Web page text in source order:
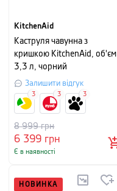
KitchenAid
Каструля чавунна з
кришкою KitchenAid, об'єм
3,3 л, чорний
Залишити відгук
6 399 грн
8 999грн
Є в наявності
3 3 3
НОВИНКА